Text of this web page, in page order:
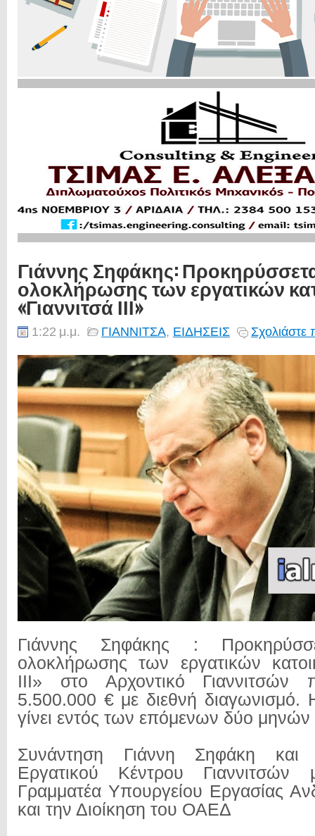
Γιάννης Σηφάκης:
ολοκλήρωσης των εργατικών
«Γιαννιτσά ΙΙΙ»
1:22 μ.μ. ΓΙΑΝΝΙΤΣΑ, ΕΙΔΗΣΕΙΣ Σχολιάστε
Γιάννης Σηφάκης :
ολοκλήρωσης των εργατικών
ΙΙΙ» στο Αρχοντικό Γιαννιτσών
5.500.000 € με διεθνή
γίνει εντός των επόμενων δύο μηνών
Συνάντηση Γιάννη Σηφάκη και
Εργατικού Κέντρου
Γραμματέα Υπουργείου Εργασίας
και την Διοίκηση του ΟΑΕΔ